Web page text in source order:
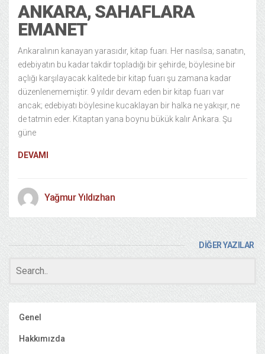
ANKARA, SAHAFLARA
EMANET
Ankaralının kanayan yarasıdır, kitap fuarı. Her nasılsa; sanatın,
edebiyatın bu kadar takdir topladığı bir şehirde, böylesine bir
açlığı karşılayacak kalitede bir kitap fuarı şu zamana kadar
düzenlenememiştir. 9 yıldır devam eden bir kitap fuarı var
ancak; edebiyatı böylesine kucaklayan bir halka ne yakışır, ne
de tatmin eder. Kitaptan yana boynu bükük kalır Ankara. Şu
güne
DEVAMI
Yağmur Yıldızhan
DİĞER YAZILAR
Genel
Hakkımızda